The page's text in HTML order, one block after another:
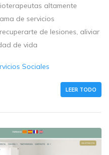
altamente
de servicios
de lesiones, aliviar
de vida
Sociales
LEER TODO